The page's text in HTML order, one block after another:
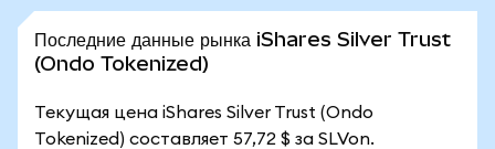
Последние данные рынка iShares Silver Trust
(Ondo Tokenized)
Текущая цена iShares Silver Trust (Ondo
Tokenized) составляет 57,72 $ за SLVon.